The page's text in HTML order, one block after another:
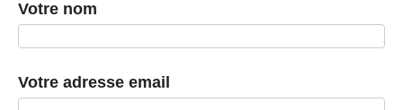
Votre nom
Votre adresse email